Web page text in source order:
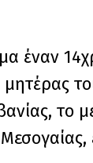
έναν
μητέρας
το